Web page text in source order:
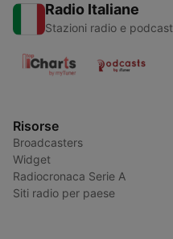
Radio Italiane
Stazioni radio e podcast
Risorse
Broadcasters
Widget
Radiocronaca Serie A
Siti radio per paese